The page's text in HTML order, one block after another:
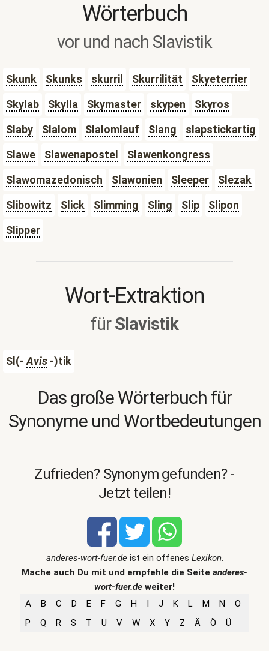
Wörterbuch
vor und nach Slavistik
Skunk Skunks skurril Skurrilität
Skyeterrier
Skylab
Skylla Skymaster skypen
Skyros
Slaby
Slalom Slalomlauf Slang
slapstickartig
Slawe
Slawenapostel
Slawenkongress
Slawomazedonisch
Slawonien Sleeper
Slezak
Slibowitz
Slick Slimming Sling Slip
Slipon
Slipper
Wort-Extraktion
fürSlavistik
Sl(-Avis -)tik
Das große Wörterbuch für
Synonyme und Wortbedeutungen
Zufrieden? Synonym gefunden? -
Jetzt teilen!
anderes-wort-fuer.deist ein offenes Lexikon.
Mache auch Du mit und empfehle die Seite anderes-
wort-fuer.de weiter!
A
B C D E F G H I J K L M N
O
P
Q R S T U V W X Y Z Ä Ö Ü